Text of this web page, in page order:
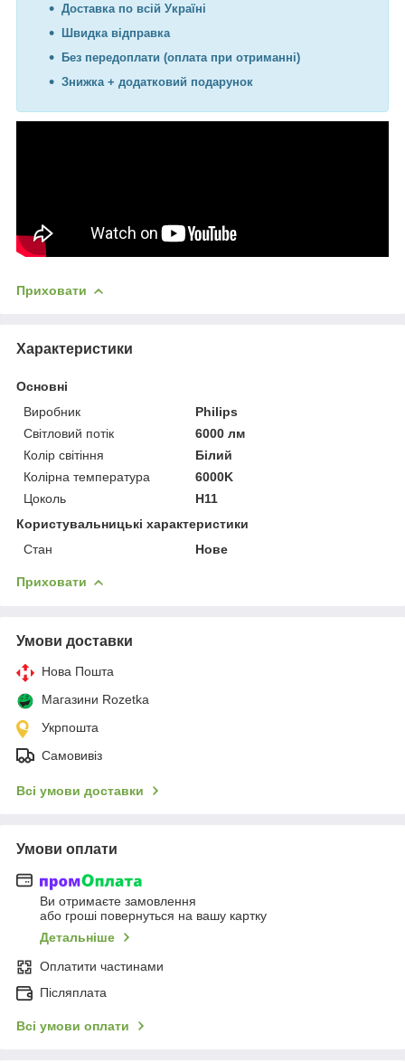
Доставка по всій Україні
Швидка відправка
Без передоплати (оплата при отриманні)
Знижка + додатковий подарунок
Приховати
Характеристики
Основні
Виробник
Philips
Світловий потік
6000 лм
Колір світіння
Білий
Колірна температура
6000K
Цоколь
H11
Користувальницькі характеристики
Стан
Нове
Приховати
Умови доставки
Нова Пошта
Магазини Rozetka
Укрпошта
Самовивіз
Всі умови доставки
Умови оплати
Ви отримаєте замовлення
або гроші повернуться на вашу картку
Детальніше
Оплатити частинами
Післяплата
Всі умови оплати